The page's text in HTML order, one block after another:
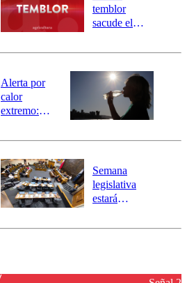
activa
mensajería
SAE
temblor
sacude el
revisa la
epicentro
Alerta por
calor
extremo:
activa Alerta
Preventiva en
tres comunas
Semana
legislativa
estará
el fin de la